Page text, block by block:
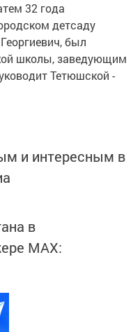
32 года
детсаду
был
школы, заведующим
Тетюшской
и интересным в
в
MАХ: